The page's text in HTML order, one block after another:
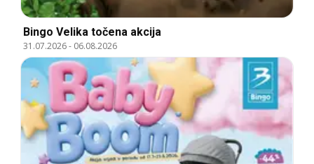
Bingo Velika točena akcija
31.07.2026- 06.08.2026